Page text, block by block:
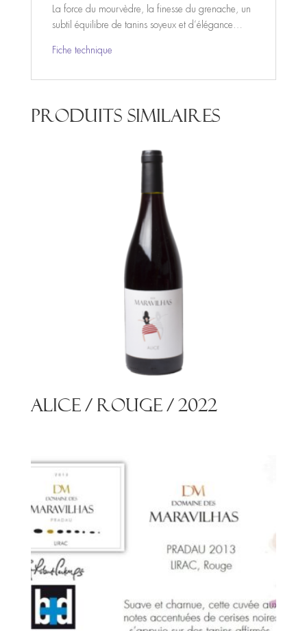
La force du mourvèdre, la finesse du grenache, un
subtil équilibre de tanins soyeux et d’élégance…
Fiche technique
Produits similaires
Alice / Rouge / 2022